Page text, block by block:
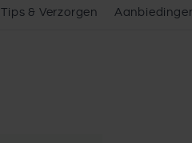
Tips & Verzorgen